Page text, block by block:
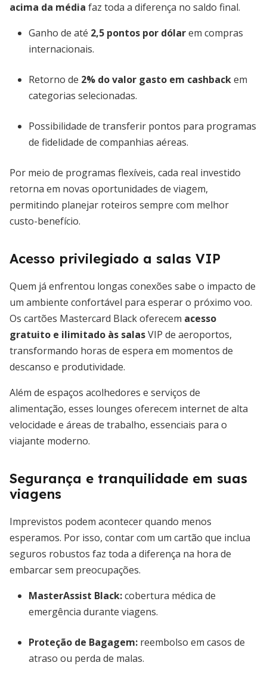
acima da média faz toda a diferença no saldo final.
Ganho de até 2,5 pontos por dólarem compras
internacionais.
Retorno de 2% do valor gasto em cashbackem
categorias selecionadas.
Possibilidade de transferir pontos para programas
de fidelidade de companhias aéreas.
Por meio de programas flexíveis, cada real investido
retorna em novas oportunidades de viagem,
permitindo planejar roteiros sempre com melhor
custo-benefício.
Acesso privilegiado a salas VIP
Quem já enfrentou longas conexões sabe o impacto de
um ambiente confortável para esperar o próximo voo.
Os cartões Mastercard Black oferecem acesso
gratuito e ilimitado às salasVIP de aeroportos,
transformando horas de espera em momentos de
descanso e produtividade.
Além de espaços acolhedores e serviços de
alimentação, esses lounges oferecem internet de alta
velocidade e áreas de trabalho, essenciais para o
viajante moderno.
Segurança e tranquilidade em suas
viagens
Imprevistos podem acontecer quando menos
esperamos. Por isso, contar com um cartão que inclua
seguros robustos faz toda a diferença na hora de
embarcar sem preocupações.
MasterAssist Black:cobertura médica de
emergência durante viagens.
Proteção de Bagagem: reembolso em casos de
atraso ou perda de malas.